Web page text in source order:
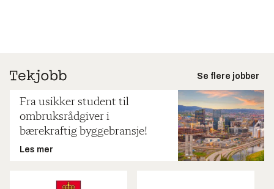
Se flere jobber
Fra usikker student til
ombruksrådgiver i
bærekraftig byggebransje!
Les mer